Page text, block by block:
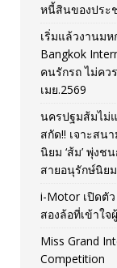
หนี้สินของประ
เริ่มแล้วงานม
Bangkok
คนรักรถ ไม่คว
เมย.2569
นครปฐมส้มไม่
สกัด!! เจาะสน
นิยม ‘ส้ม’ พุ่งช
สายอนุรักษ์นิยม
i-Motor เปิดตัว
สองล้อที่เข้าใ
Miss Grand
Competition